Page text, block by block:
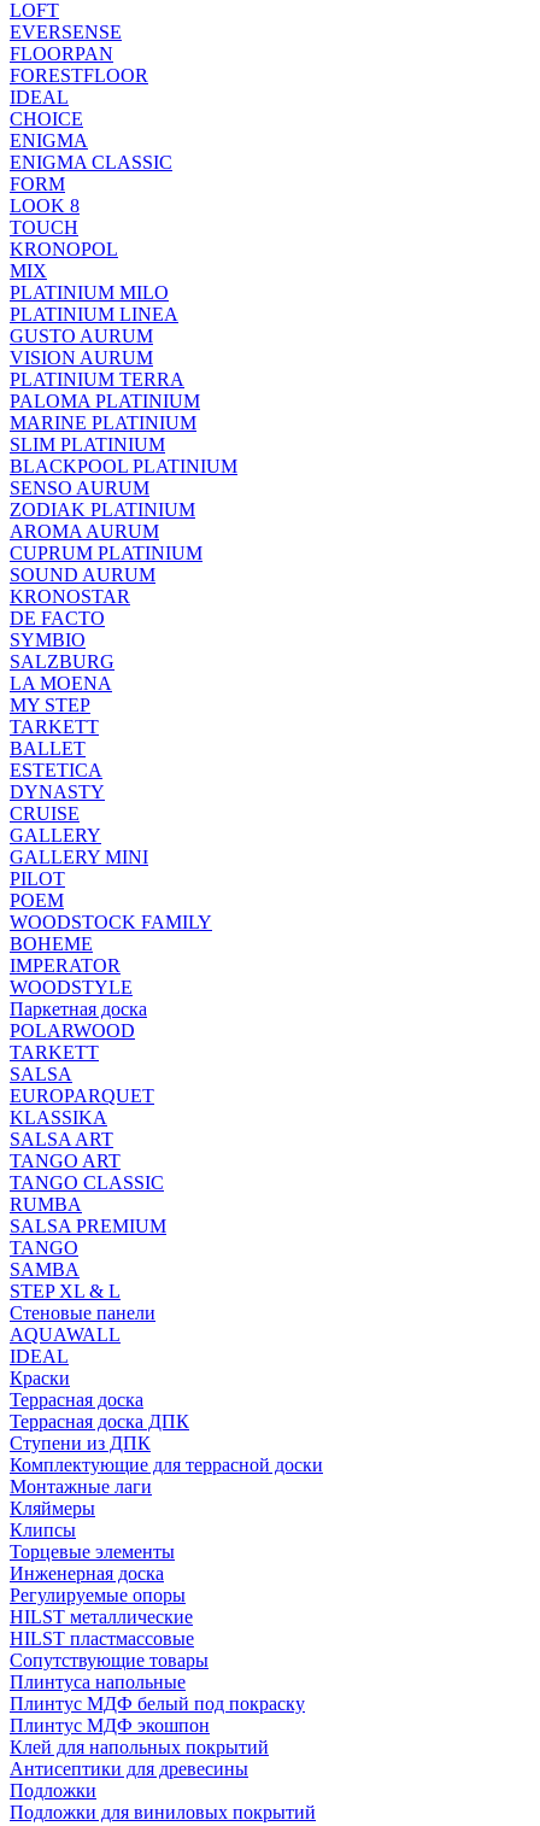
LOFT
EVERSENSE
FLOORPAN
FORESTFLOOR
IDEAL
CHOICE
ENIGMA
ENIGMA CLASSIC
FORM
LOOK 8
TOUCH
KRONOPOL
MIX
PLATINIUM MILO
PLATINIUM LINEA
GUSTO AURUM
VISION AURUM
PLATINIUM TERRA
PALOMA PLATINIUM
MARINE PLATINIUM
SLIM PLATINIUM
BLACKPOOL PLATINIUM
SENSO AURUM
ZODIAK PLATINIUM
AROMA AURUM
CUPRUM PLATINIUM
SOUND AURUM
KRONOSTAR
DE FACTO
SYMBIO
SALZBURG
LA MOENA
MY STEP
TARKETT
BALLET
ESTETICA
DYNASTY
CRUISE
GALLERY
GALLERY MINI
PILOT
POEM
WOODSTOCK FAMILY
BOHEME
IMPERATOR
WOODSTYLE
Паркетная доска
POLARWOOD
TARKETT
SALSA
EUROPARQUET
KLASSIKA
SALSA ART
TANGO ART
TANGO CLASSIC
RUMBA
SALSA PREMIUM
TANGO
SAMBA
STEP XL & L
Стеновые панели
AQUAWALL
IDEAL
Краски
Террасная доска
Террасная доска ДПК
Ступени из ДПК
Комплектующие для террасной доски
Монтажные лаги
Кляймеры
Клипсы
Торцевые элементы
Инженерная доска
Регулируемые опоры
HILST металлические
HILST пластмассовые
Сопутствующие товары
Плинтуса напольные
Плинтус МДФ белый под покраску
Плинтус МДФ экошпон
Клей для напольных покрытий
Антисептики для древесины
Подложки
Подложки для виниловых покрытий